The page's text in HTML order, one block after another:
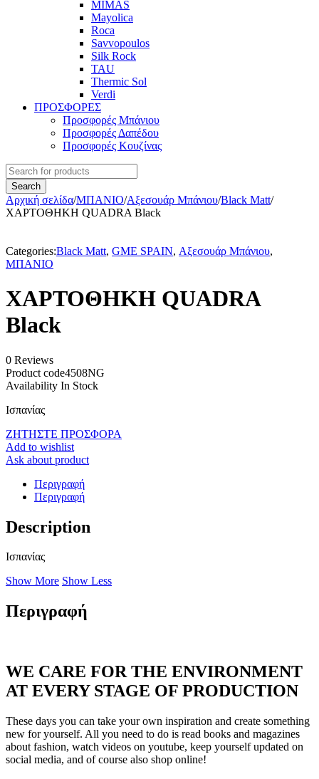
MIMAS
Mayolica
Roca
Savvopoulos
Silk Rock
TAU
Thermic Sol
Verdi
ΠΡΟΣΦΟΡΕΣ
Προσφορές Μπάνιου
Προσφορές Δαπέδου
Προσφορές Κουζίνας
Αρχική σελίδα/ΜΠΑΝΙΟ/Αξεσουάρ Μπάνιου/Black Matt/
ΧΑΡΤΟΘΗΚΗ QUADRA Black
Categories:Black Matt, GME SPAIN, Αξεσουάρ Μπάνιου,
ΜΠΑΝΙΟ
ΧΑΡΤΟΘΗΚΗ QUADRA
Black
0 Reviews
Product code4508NG
Availability In Stock
Ισπανίας
ΖΗΤΗΣΤΕ ΠΡΟΣΦΟΡΑ
Add to wishlist
Ask about product
Περιγραφή
Περιγραφή
Description
Ισπανίας
Show More Show Less
Περιγραφή
WE CARE FOR THE ENVIRONMENT
AT EVERY STAGE OF PRODUCTION
These days you can take your own inspiration and create something
new for yourself. All you need to do is read books and magazines
about fashion, watch videos on youtube, keep yourself updated on
social media, and of course also shop online!